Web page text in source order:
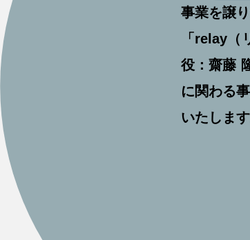
事業を譲
「relay
役：齋藤
に関わる
いたします